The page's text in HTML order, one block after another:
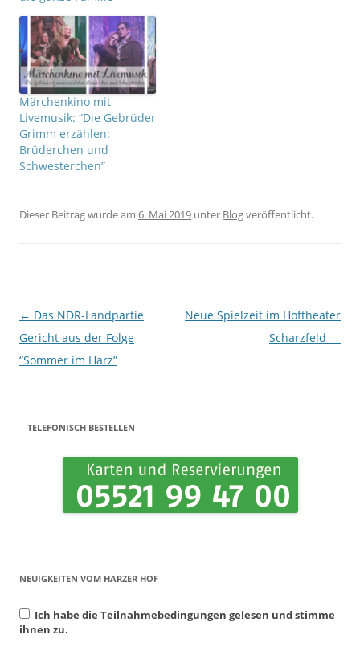
e
u
e
m
F
e
n
s
t
e
r
g
e
ö
f
f
n
e
e
u
e
m
F
e
n
s
t
e
r
g
e
ö
f
f
n
e
Märchenkino mit
Livemusik: “Die Gebrüder
Grimm erzählen:
Brüderchen und
Schwesterchen”
Dieser Beitrag wurde am 6. Mai 2019 unter Blogveröffentlicht.
Beitrags-Navigation
← Das NDR-Landpartie
Gericht aus der Folge
“Sommer im Harz”
Neue Spielzeit im Hoftheater
Scharzfeld →
TELEFONISCH BESTELLEN
NEUIGKEITEN VOM HARZER HOF
Ich habe die Teilnahmebedingungen gelesen und stimme
ihnen zu.